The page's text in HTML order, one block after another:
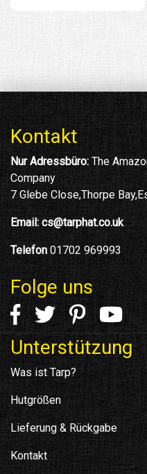
Kontakt
Nur Adressbüro: The
Company
7 Glebe Close,Thorpe
Email:cs@tarphat.co.uk
Telefon 01702 969993
Folge uns
Unterstützung
Was ist Tarp?
Hutgrößen
Lieferung & Rückgabe
Kontakt